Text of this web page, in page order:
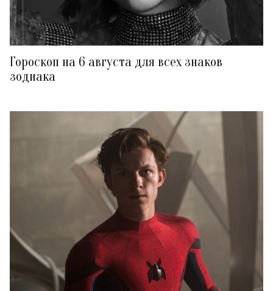
Гороскоп на 6 августа для всех знаков
зодиака